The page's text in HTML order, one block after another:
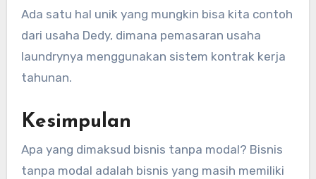
Ada satu hal unik yang mungkin bisa kita contoh
dari usaha Dedy, dimana pemasaran usaha
laundrynya menggunakan sistem kontrak kerja
tahunan.
Kesimpulan
Apa yang dimaksud bisnis tanpa modal? Bisnis
tanpa modal adalah bisnis yang masih memiliki